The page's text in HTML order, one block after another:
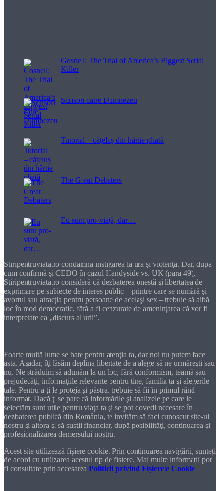
Gosnell: The Trial of America’s Biggest Serial
Killer
Scrisori către Dumnezeu
Tutorial – cățeluș din hârtie pliată
The Great Debaters
Eu sunt pro-viață, dar…
Stiripentruviata.ro condamnă instigarea la ură şi violenţă. Dar, după
cum confirmă şi CEDO în cazul Handyside vs. UK (para 49),
Stiripentruviata.ro consideră că dezbaterea onestă şi libertatea de
exprimare pe subiecte de interes public – printre care se numără şi
avortul sau atracţia pentru persoane de acelaşi sex – trebuie să aibă
loc în mod democratic, fără a fi cenzurate de ameninţarea că vor fi
interpretate ca „discurs al urii”.
Foarte multă lume se bate pentru atenţia ta, dar noi nu putem face
asta. Aşadar, îţi lăsăm deplina libertate de a alege să ne urmăreşti sau
nu. Ne străduim să adunăm la un loc, fără conformism, teamă sau
prejudecăţi, informaţiile relevante pentru tine, familia ta şi alegerile
tale. Pentru a ţi le proteja şi păstra, trebuie să fii în primul rând
informat. Dacă ţi se pare că informările şi analizele pe care le
selectăm sunt utile pentru viaţa ta şi se pot dovedi necesare în
dezbaterea publică din România, te invităm să faci cunoscut site-ul
nostru şi altora şi să susţii financiar, după posibilităţi, continuarea şi
profesionalizarea demersului nostru.
Acest site utilizează fișiere cookie. Prin continuarea navigării, sunteți
de acord cu utilizarea acestui tip de fișiere. Mai multe informații pot
fi consultate prin accesarea Politicii privind Fișierele Cookie